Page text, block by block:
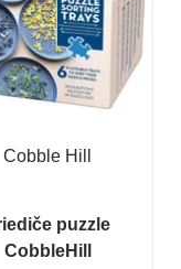
Cobble Hill
puzzle
CobbleHill